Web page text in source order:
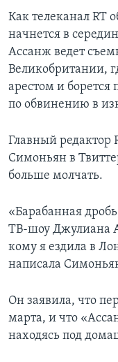
Как телеканал RT
начнется в
Ассанж ведет
Великобритании,
арестом и
по обвинению в
Главный редактор
Симоньян в
больше молчать.
«Барабанная
ТВ-шоу Джулиана
кому я ездила в
написала
Он заявила, что
марта, и что
находясь под